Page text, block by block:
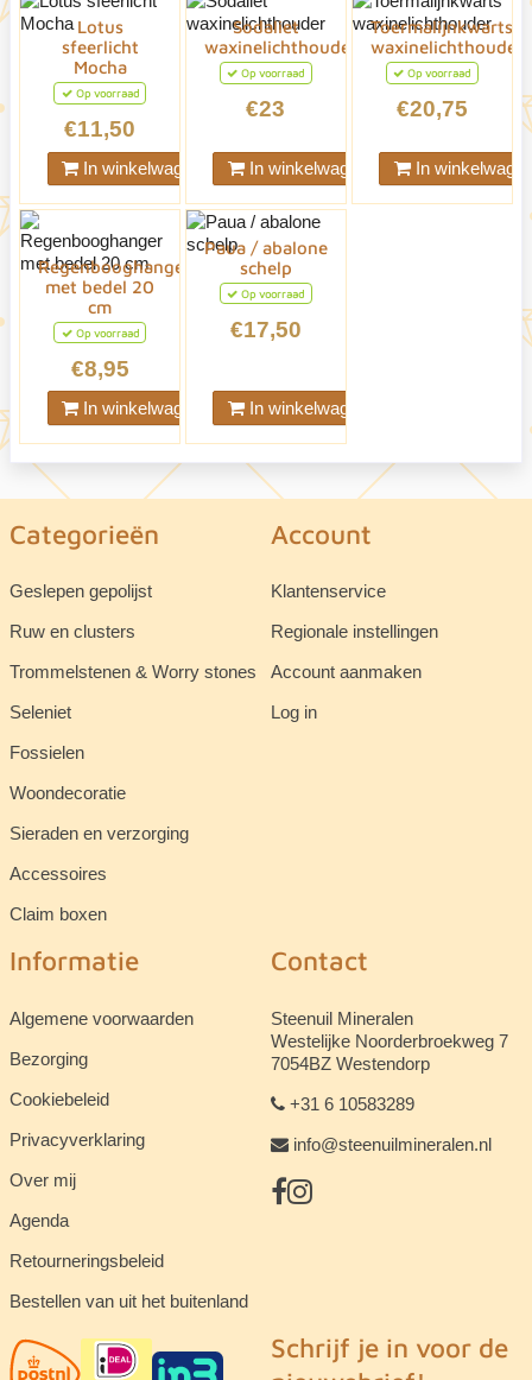
Lotus
sfeerlicht
Mocha
Op voorraad
€11,50
In winkelwagen
Sodaliet
waxinelichthouder
Op voorraad
€23
In winkelwagen
Toermalijnkwarts
waxinelichthouder
Op voorraad
€20,75
In
Regenbooghanger
met bedel 20
cm
Op voorraad
€8,95
In winkelwagen
Paua / abalone
schelp
Op voorraad
€17,50
In winkelwagen
Categorieën
Geslepen gepolijst
Ruw en clusters
Trommelstenen & Worry stones
Seleniet
Fossielen
Woondecoratie
Sieraden en verzorging
Accessoires
Claim boxen
Account
Klantenservice
Regionale instellingen
Account aanmaken
Log in
Informatie
Algemene voorwaarden
Bezorging
Cookiebeleid
Privacyverklaring
Over mij
Agenda
Retourneringsbeleid
Bestellen van uit het buitenland
Schrijf je in voor de
Contact
Steenuil Mineralen
Westelijke Noorderbroekweg 7
7054BZ Westendorp
+31 6 10583289
info@steenuilmineralen.nl